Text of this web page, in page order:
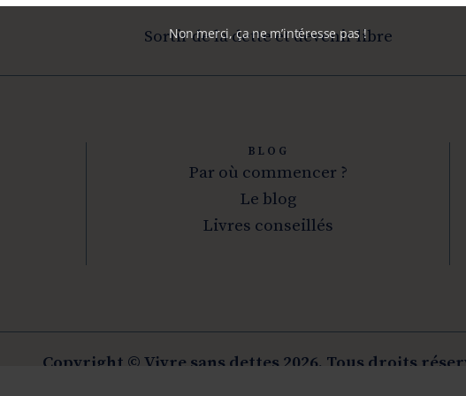
Sortir de la dette et devenir libre
BLOG
Par où commencer ?
Le blog
Livres conseillés
Copyright © Vivre sans dettes 2026. Tous droits
Non merci, ça ne m’intéresse pas !